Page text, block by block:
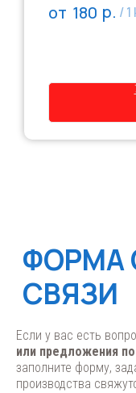
Предназначена для
конструкций от
180 р. /1
Если у вас есть
или предложения
заполните форму,
производства